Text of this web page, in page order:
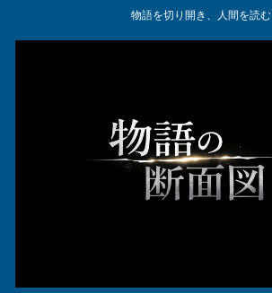
物語を切り開き、人間を読む